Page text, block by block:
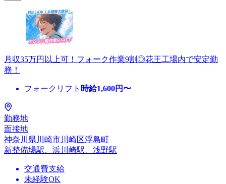
月収35万円以上可！フォーク作業9割◎花王工場内で安定勤
務！
フォークリフト 時給1,600円〜
勤務地
面接地
神奈川県川崎市川崎区浮島町
新整備場駅、浜川崎駅、浅野駅
交通費支給
未経験OK